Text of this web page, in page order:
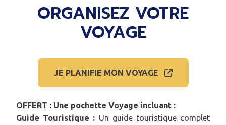
ORGANISEZ VOTRE
VOYAGE
JE PLANIFIE MON VOYAGE
OFFERT : Une pochette Voyage incluant :
Guide Touristique : Un guide touristique complet